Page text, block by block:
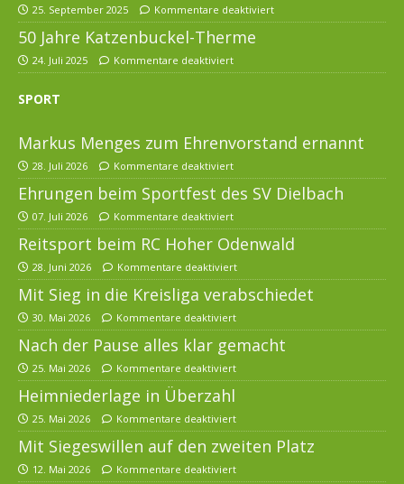
25. September 2025 Kommentare deaktiviert
50 Jahre Katzenbuckel-Therme
24. Juli 2025 Kommentare deaktiviert
SPORT
Markus Menges zum Ehrenvorstand ernannt
28. Juli 2026 Kommentare deaktiviert
Ehrungen beim Sportfest des SV Dielbach
07. Juli 2026 Kommentare deaktiviert
Reitsport beim RC Hoher Odenwald
28. Juni 2026 Kommentare deaktiviert
Mit Sieg in die Kreisliga verabschiedet
30. Mai 2026 Kommentare deaktiviert
Nach der Pause alles klar gemacht
25. Mai 2026 Kommentare deaktiviert
Heimniederlage in Überzahl
25. Mai 2026 Kommentare deaktiviert
Mit Siegeswillen auf den zweiten Platz
12. Mai 2026 Kommentare deaktiviert